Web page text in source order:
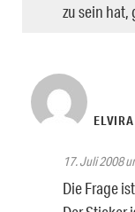
zu sein
ELVIRA
17. Juli 2008
Die Frage